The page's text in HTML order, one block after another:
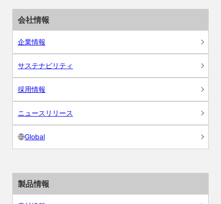
会社情報
企業情報
サステナビリティ
採用情報
ニュースリリース
Global
製品情報